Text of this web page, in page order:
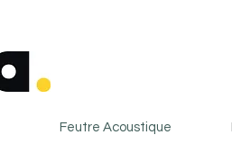
Feutre Acoustique